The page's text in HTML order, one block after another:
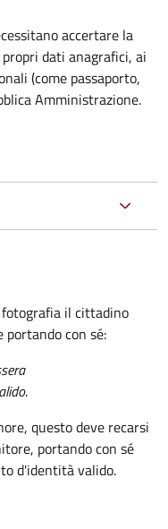
accertare la
dati anagrafici, ai
(come passaporto,
Amministrazione.
il cittadino
portando con sé:
.
questo deve recarsi
portando con sé
d'identità valido.